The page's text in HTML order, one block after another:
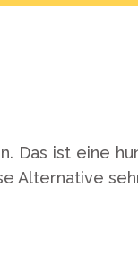
Das ist eine
Alternative